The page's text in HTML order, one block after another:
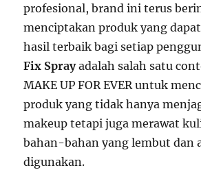
profesional, brand ini terus
menciptakan produk yang
hasil terbaik bagi setiap
Fix Sprayadalah salah satu
MAKE UP FOR EVER untuk
produk yang tidak hanya
makeup tetapi juga merawat
bahan-bahan yang lembut dan
digunakan.